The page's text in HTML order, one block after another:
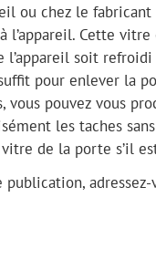
ou chez le
Cette
l’appareil soit
pour enlever la
vous pouvez vous
les taches
de la porte s’il
adressez-